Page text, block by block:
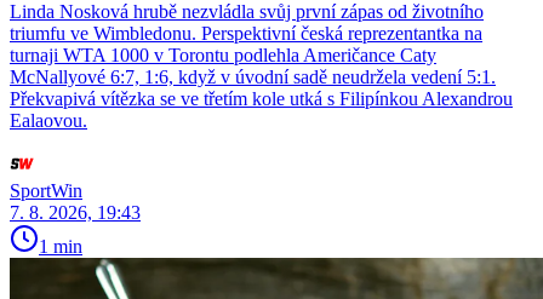
Linda Nosková hrubě nezvládla svůj první zápas od životního
triumfu ve Wimbledonu. Perspektivní česká reprezentantka na
turnaji WTA 1000 v Torontu podlehla Američance Caty
McNallyové 6:7, 1:6, když v úvodní sadě neudržela vedení 5:1.
Překvapivá vítězka se ve třetím kole utká s Filipínkou Alexandrou
Ealaovou.
SportWin
7. 8. 2026, 19:43
1 min